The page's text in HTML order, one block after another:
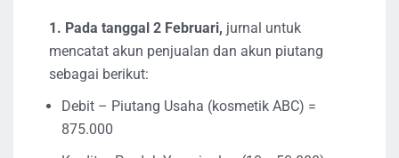
1. Pada tanggal 2 Februari, jurnal untuk
mencatat akun penjualan dan akun piutang
sebagai berikut:
Debit – Piutang Usaha (kosmetik ABC) =
875.000